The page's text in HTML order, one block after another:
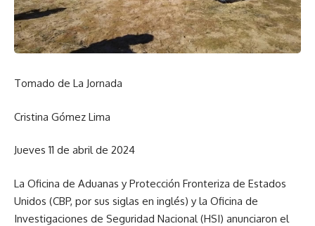
Tomado de La Jornada
Cristina Gómez Lima
Jueves 11 de abril de 2024
La Oficina de Aduanas y Protección Fronteriza de Estados
Unidos (CBP, por sus siglas en inglés) y la Oficina de
Investigaciones de Seguridad Nacional (HSI) anunciaron el